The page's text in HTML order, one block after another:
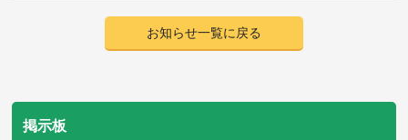
お知らせ一覧に戻る
掲示板